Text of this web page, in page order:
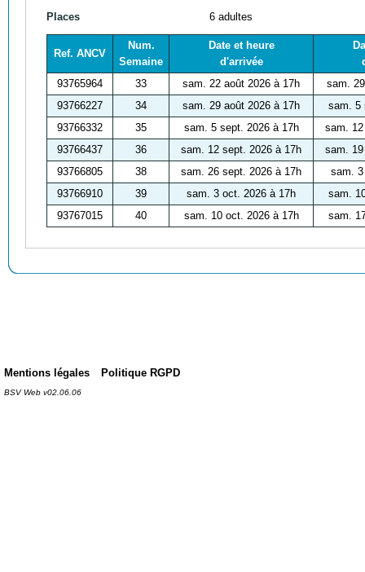
Places 6 adultes
Ref. ANCV
Num.
Semaine
Date et heure
d'arrivée
93765964
33 sam. 22 août 2026 à 17h
sam.
93766227
34 sam. 29 août 2026 à 17h
sam. 5
93766332
35 sam. 5 sept. 2026 à 17h
sam.
93766437
36 sam. 12 sept. 2026 à 17h
sam.
93766805
38 sam. 26 sept. 2026 à 17h
sam.
93766910
39 sam. 3 oct. 2026 à 17h
sam.
93767015
40 sam. 10 oct. 2026 à 17h sam.
Mentions légales Politique RGPD
BSV Web v02.06.06